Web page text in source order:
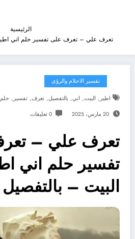
الرئيسية
تعرف علي – تعرف على تفسير حلم اني
تفسير الاحلام والرؤى
اطير , البيت, اني, بالتفصيل, تعرف, تفسير , حلم
20 مارس، 2025 0 تعليقات
تعرف علي –
تفسير حلم اني
البيت – بالتفصيل